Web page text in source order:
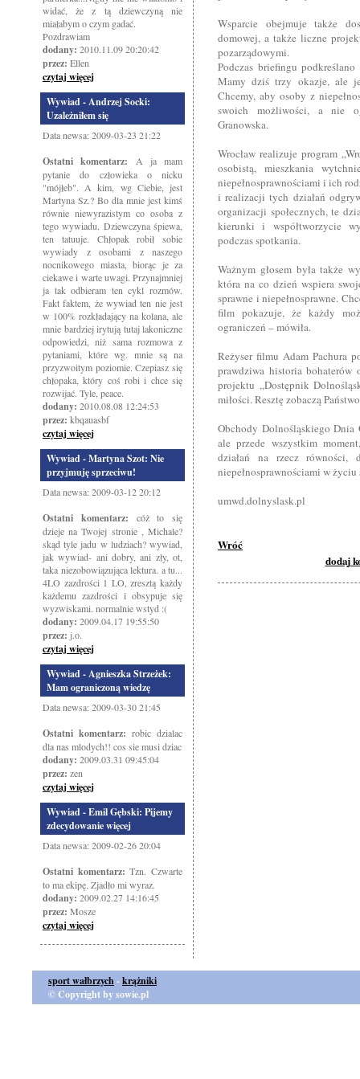
widać, że z tą dziewczyną nie
miałabym o czym gadać.
Pozdrawiam
dodany: 2010.11.09 20:20:42
przez: Ellen
czytaj więcej
Wywiad - Andrzej Socki:
Uzależniłem się
Data newsa: 2009-03-23 21:22
Ostatni komentarz: A ja mam
pytanie do człowieka o nicku
"mójłeb". A kim, wg Ciebie, jest
Martyna Sz.? Bo dla mnie jest kimś
równie niewyrazistym co osoba z
tego wywiadu. Dziewczyna śpiewa,
ten tatuuje. Chłopak robił sobie
wywiady z osobami z naszego
nocnikowego miasta, biorąc je za
ciekawe i warte uwagi. Przynajmniej
ja tak odbieram ten cykl rozmów.
Fakt faktem, że wywiad ten nie jest
w 100% rozkładający na kolana, ale
mnie bardziej irytują tutaj lakoniczne
odpowiedzi, niż sama rozmowa z
pytaniami, które wg. mnie są na
przyzwoitym poziomie. Czepiasz się
chłopaka, który coś robi i chce się
rozwijać. Tyle, peace.
dodany: 2010.08.08 12:24:53
przez: kbqauasbf
czytaj więcej
Wywiad - Martyna Szot: Nie
przyjmuję sprzeciwu!
Data newsa: 2009-03-12 20:12
Ostatni komentarz: cóż to się
dzieje na Twojej stronie , Michale?
skąd tyle jadu w ludziach? wywiad,
jak wywiad- ani dobry, ani zły, ot,
taka niezobowiązująca lektura. a tu...
4LO zazdrości 1 LO, zresztą każdy
każdemu zazdrości i obsypuje się
wyzwiskami. normalnie wstyd :(
dodany: 2009.04.17 19:55:50
przez: j.o.
czytaj więcej
Wywiad - Agnieszka Strzeżek:
Mam ograniczoną wiedzę
Data newsa: 2009-03-30 21:45
Ostatni komentarz: robic dzialac
dla nas mlodych!! cos sie musi dziac
dodany: 2009.03.31 09:45:04
przez: zen
czytaj więcej
Wywiad - Emil Gębski: Pijemy
zdecydowanie więcej
Data newsa: 2009-02-26 20:04
Ostatni komentarz: Tzn. Czwarte
to ma ekipę. Zjadło mi wyraz.
dodany: 2009.02.27 14:16:45
przez: Mosze
czytaj więcej
Wsparcie obejmuje także
domowej, a także liczne
pozarządowymi.
Podczas briefingu
Mamy dziś trzy okazje, ale
Chcemy, aby osoby z
swoich możliwości, a nie
Granowska.
Wrocław realizuje program
osobistą, mieszkania
niepełnosprawnościami i ich
i realizacji tych działań
organizacji społecznych, te
kierunki i współtworzycie
podczas spotkania.
Ważnym głosem była także
która na co dzień wspiera
sprawne i niepełnosprawne.
film pokazuje, że każdy
ograniczeń – mówiła.
Reżyser filmu Adam Pachura
prawdziwa historia bohaterów
projektu „Dostępnik
miłości. Resztę zobaczą
Obchody Dolnośląskiego
ale przede wszystkim
działań na rzecz równości,
niepełnosprawnościami w życiu
umwd.dolnyslask.pl
Wróć
dodaj
sport wałbrzych-krążniki
© Copyright by sowie.pl